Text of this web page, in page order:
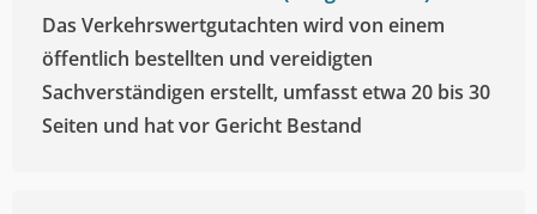
Das Verkehrswertgutachten wird von einem
öffentlich bestellten und vereidigten
Sachverständigen erstellt, umfasst etwa 20 bis 30
Seiten und hat vor Gericht Bestand